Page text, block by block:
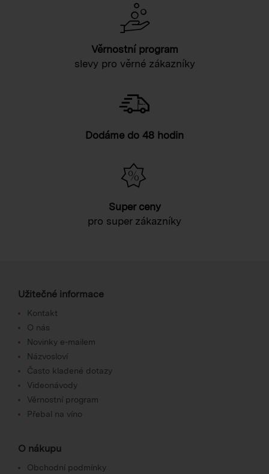
Věrnostní program
slevy pro věrné zákazníky
Dodáme do 48 hodin
Super ceny
pro super zákazníky
Užitečné informace
Kontakt
O nás
Novinky e-mailem
Názvosloví
Často kladené dotazy
Videonávody
Věrnostní program
Přebal na víno
O nákupu
Obchodní podmínky